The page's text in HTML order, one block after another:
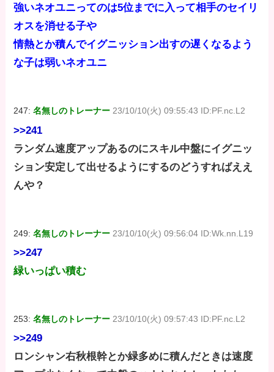
強いネオユニってのは5位までに入って相手のセイリ
オスを消せる子や
情熱とか積んでイグニッション出すの遅くなるよう
な子は弱いネオユニ
247:名無しのトレーナー 23/10/10(火) 09:55:43 ID:PF.nc.L2
>>241
ランダム速度アップあるのにスキル中盤にイグニッ
ション安定して出せるようにするのどうすればええ
んや？
249:名無しのトレーナー 23/10/10(火) 09:56:04 ID:Wk.nn.L19
>>247
緑いっぱい積む
253:名無しのトレーナー 23/10/10(火) 09:57:43 ID:PF.nc.L2
>>249
ロンシャン右秋根幹とか緑多めに積んだときは速度